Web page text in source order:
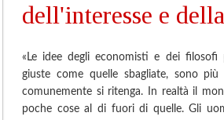
dell'interesse e
«Le idee degli economisti e dei filosofi
giuste come quelle sbagliate, sono
comunemente si ritenga. In realtà il
poche cose al di fuori di quelle. Gli